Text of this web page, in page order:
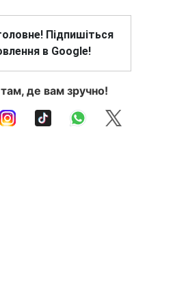
Підпишіться
в Google!
де вам зручно!